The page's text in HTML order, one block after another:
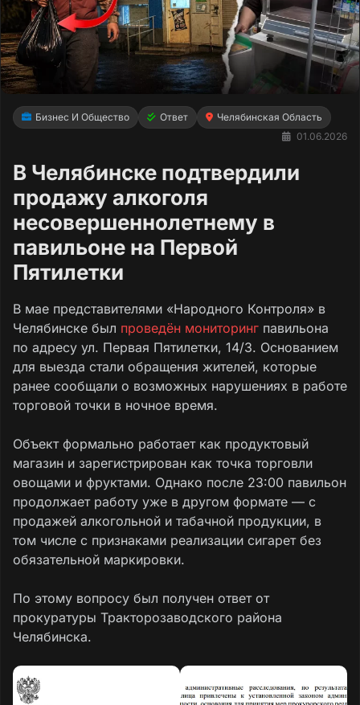
Бизнес И Общество Ответ
Челябинская Область
01.06.2026
В Челябинске подтвердили
продажу алкоголя
несовершеннолетнему в
павильоне на Первой
Пятилетки
В мае представителями «Народного Контроля» в
Челябинске был проведён мониторинг павильона
по адресу ул. Первая Пятилетки, 14/3. Основанием
для выезда стали обращения жителей, которые
ранее сообщали о возможных нарушениях в работе
торговой точки в ночное время.
Объект формально работает как продуктовый
магазин и зарегистрирован как точка торговли
овощами и фруктами. Однако после 23:00 павильон
продолжает работу уже в другом формате — с
продажей алкогольной и табачной продукции, в
том числе с признаками реализации сигарет без
обязательной маркировки.
По этому вопросу был получен ответ от
прокуратуры Тракторозаводского района
Челябинска.